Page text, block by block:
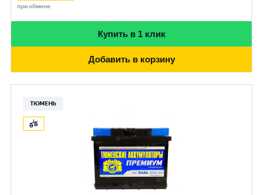
при обмене
Купить в 1 клик
Добавить в корзину
ТЮМЕНЬ